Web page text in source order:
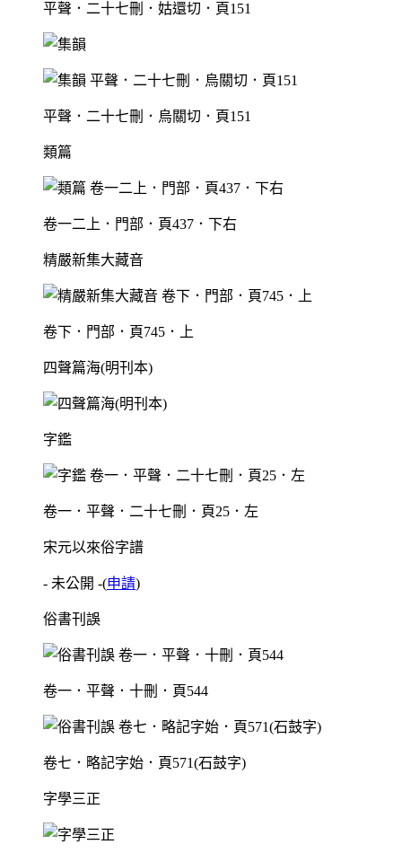
平聲．二十七刪．姑還切．頁151
平聲．二十七刪．烏關切．頁151
類篇
卷一二上．門部．頁437．下右
精嚴新集大藏音
卷下．門部．頁745．上
四聲篇海(明刊本)
字鑑
卷一．平聲．二十七刪．頁25．左
宋元以來俗字譜
- 未公開 -(申請)
俗書刊誤
卷一．平聲．十刪．頁544
卷七．略記字始．頁571(石鼓字)
字學三正